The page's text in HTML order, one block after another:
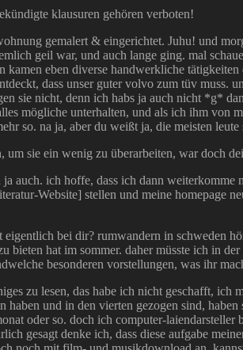
klausuren gehören verboten!
gemalert & eingerichtet. Juhu! und
geil war, und auch lange ging. mal
eben diverse handwerkliche
dass unser guter volvo zum tüv muss.
nicht, denn ich habs ja auch nicht *g*
mögliche unterhalten, und als ich ihm von
so. na ja, aber du weißt ja, die meisten
um sie ein wenig zu überarbeiten, war doch
auch. ich hoffe, dass ich dann
Website] stellen und meine homepage
bei dir? rumwandern in schweden
bieten hat im sommer. daher müsste ich in
besonderen vorstellungen, was ihr
zu lesen, das habe ich nicht geschafft, ich
und in den vierten gezogen sind,
oder so. doch ich computer-
gesagt denke ich, dass diese aufgabe